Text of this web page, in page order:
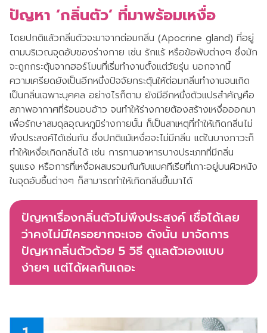
ปัญหา ‘กลิ่นตัว’ ที่มาพร้อมเหงื่อ
โดยปกติแล้วกลิ่นตัวจะมาจากต่อมกลิ่น (Apocrine gland) ที่อยู่
ตามบริเวณจุดอับของร่างกาย เช่น รักแร้ หรือข้อพับต่างๆ ซึ่งมัก
จะถูกกระตุ้นจากฮอร์โมนที่เริ่มทำงานตั้งแต่วัยรุ่น นอกจากนี้
ความเครียดยังเป็นอีกหนึ่งปัจจัยกระตุ้นให้ต่อมกลิ่นทำงานจนเกิด
เป็นกลิ่นเฉพาะบุคคล อย่างไรก็ตาม ยังมีอีกหนึ่งตัวแปรสำคัญคือ
สภาพอากาศที่ร้อนอบอ้าว จนทำให้ร่างกายต้องสร้างเหงื่อออกมา
เพื่อรักษาสมดุลอุณหภูมิร่างกายนั้น ก็เป็นสาเหตุที่ทำให้เกิดกลิ่นไม่
พึงประสงค์ได้เช่นกัน ซึ่งปกติแม้เหงื่อจะไม่มีกลิ่น แต่ในบางภาวะก็
ทำให้เหงื่อเกิดกลิ่นได้ เช่น การทานอาหารบางประเภทที่มีกลิ่น
รุนแรง หรือการที่เหงื่อผสมรวมกันกับแบคทีเรียที่เกาะอยู่บนผิวหนัง
ในจุดอับชื้นต่างๆ ก็สามารถทำให้เกิดกลิ่นขึ้นมาได้
ปัญหาเรื่องกลิ่นตัวไม่พึงประสงค์ เชื่อได้เลย
ว่าคงไม่มีใครอยากจะเจอ ดังนั้น มาจัดการ
ปัญหากลิ่นตัวด้วย 5 วิธี ดูแลตัวเองแบบ
ง่ายๆ แต่ได้ผลกันเถอะ